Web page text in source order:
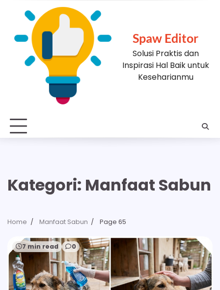
Spaw Editor
Solusi Praktis dan
Inspirasi Hal Baik untuk
Keseharianmu
Kategori: Manfaat Sabun
Home Manfaat Sabun Page 65
7 min read 0